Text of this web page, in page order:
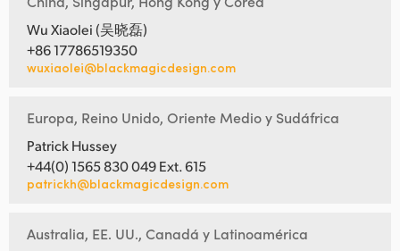
Wu Xiaolei (吴晓磊)
+86 17786519350
wuxiaolei@blackmagicdesign.com
Europa, Reino Unido, Oriente Medio y Sudáfrica
Patrick Hussey
+44(0) 1565 830 049 Ext. 615
patrickh@blackmagicdesign.com
Australia, EE. UU., Canadá y Latinoamérica